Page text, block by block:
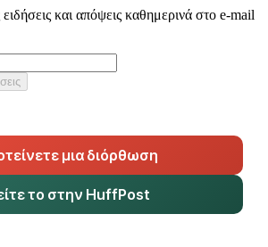
και απόψεις καθημερινά στο e-mail
μια διόρθωση
το στην HuffPost